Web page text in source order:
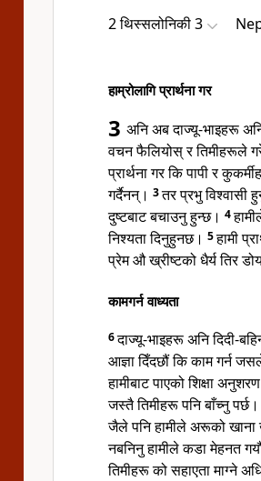
2 थिस्सलोनिकी 3
हाम्रोलागि प्रार्थना गर
3 अनि अब दाज्यू-भाइहरू अनि
वचन फैलियोस् र तिमीहरूले
प्रार्थना गर कि पापी र
गर्दैनन्। 3तर प्रभु विश्वासी
दुष्टबाट बचाउनु हुन्छ। 4
निश्यता दिनुहुनछ। 5हामी
प्रेम औ ख्रीष्टको धैर्य तिर
कामगर्न वाध्यता
6दाज्यू-भाइहरू अनि दिदी-
आज्ञा दिँदछौं कि काम गर्न
हामीबाट पाएको शिक्षा
जस्तै तिमीहरू पनि बाँच्नु
जैले पनि हामीले अरूको खाना
नबनिनु हामीले कडा मेहनत
तिमीहरू को सहाएता माग्ने